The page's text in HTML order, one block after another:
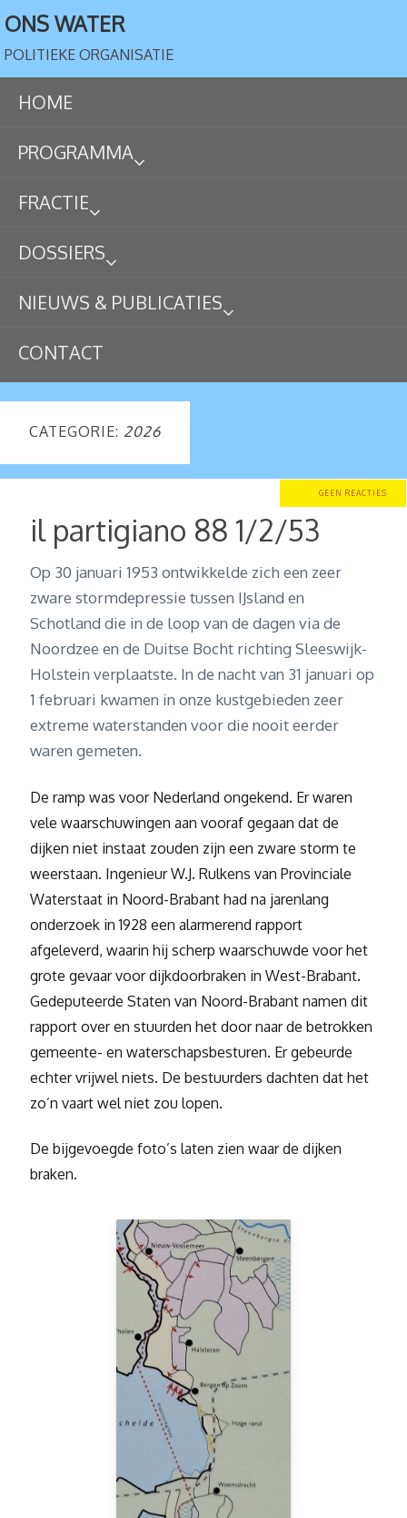
ONS WATER
POLITIEKE ORGANISATIE
HOME
PROGRAMMA
FRACTIE
DOSSIERS
NIEUWS & PUBLICATIES
CONTACT
CATEGORIE: 2026
GEEN REACTIES
il partigiano 88 1/2/53
Op 30 januari 1953 ontwikkelde zich een zeer
zware stormdepressie tussen IJsland en
Schotland die in de loop van de dagen via de
Noordzee en de Duitse Bocht richting Sleeswijk-
Holstein verplaatste. In de nacht van 31 januari op
1 februari kwamen in onze kustgebieden zeer
extreme waterstanden voor die nooit eerder
waren gemeten.
De ramp was voor Nederland ongekend. Er waren
vele waarschuwingen aan vooraf gegaan dat de
dijken niet instaat zouden zijn een zware storm te
weerstaan. Ingenieur W.J. Rulkens van Provinciale
Waterstaat in Noord-Brabant had na jarenlang
onderzoek in 1928 een alarmerend rapport
afgeleverd, waarin hij scherp waarschuwde voor het
grote gevaar voor dijkdoorbraken in West-Brabant.
Gedeputeerde Staten van Noord-Brabant namen dit
rapport over en stuurden het door naar de betrokken
gemeente- en waterschapsbesturen. Er gebeurde
echter vrijwel niets. De bestuurders dachten dat het
zo’n vaart wel niet zou lopen.
De bijgevoegde foto’s laten zien waar de dijken
braken.